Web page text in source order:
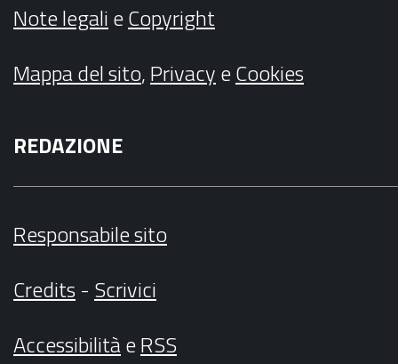
Note legalieCopyright
Mappa del sito,PrivacyeCookies
REDAZIONE
Responsabile sito
Credits- Scrivici
AccessibilitàeRSS